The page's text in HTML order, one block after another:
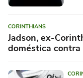
CORINTHIANS
Jadson, ex-
doméstica